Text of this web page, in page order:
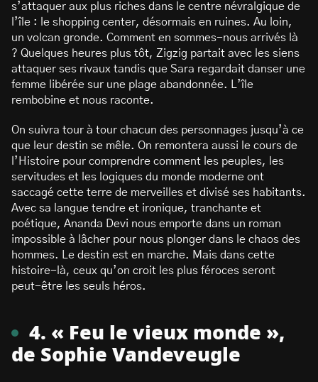
s’attaquer aux plus riches dans le centre névralgique de
l’île : le shopping center, désormais en ruines. Au loin,
un volcan gronde. Comment en sommes-nous arrivés là
? Quelques heures plus tôt, Zigzig partait avec les siens
attaquer ses rivaux tandis que Sara regardait danser une
femme libérée sur une plage abandonnée. L’île
rembobine et nous raconte.
On suivra tour à tour chacun des personnages jusqu’à ce
que leur destin se mêle. On remontera aussi le cours de
l’Histoire pour comprendre comment les peuples, les
servitudes et les logiques du monde moderne ont
saccagé cette terre de merveilles et divisé ses habitants.
Avec sa langue tendre et ironique, tranchante et
poétique, Ananda Devi nous emporte dans un roman
impossible à lâcher pour nous plonger dans le chaos des
hommes. Le destin est en marche. Mais dans cette
histoire-là, ceux qu’on croit les plus féroces seront
peut-être les seuls héros.
4. « Feu le vieux monde »,
de Sophie Vandeveugle